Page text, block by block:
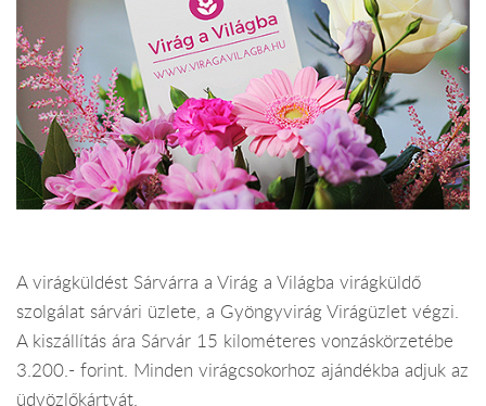
A virágküldést Sárvárra a Virág a Világba virágküldő
szolgálat sárvári üzlete, a Gyöngyvirág Virágüzlet végzi.
A kiszállítás ára Sárvár 15 kilométeres vonzáskörzetébe
3.200.- forint. Minden virágcsokorhoz ajándékba adjuk az
üdvözlőkártyát.